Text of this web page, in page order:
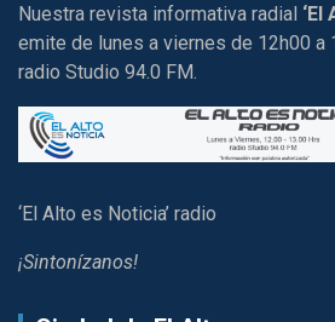
Nuestra revista informativa radial ‘El
emite de lunes a viernes de 12h00 a
radio Studio 94.0 FM.
‘El Alto es Noticia’ radio
¡Sintonízanos!